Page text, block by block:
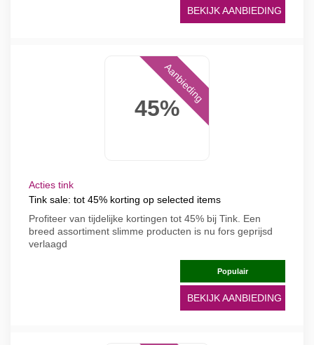
BEKIJK AANBIEDING
45%
Aanbieding
Acties tink
Tink sale: tot 45% korting op selected items
Profiteer van tijdelijke kortingen tot 45% bij Tink. Een
breed assortiment slimme producten is nu fors geprijsd
verlaagd
Populair
BEKIJK AANBIEDING